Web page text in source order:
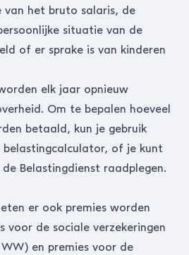
het bruto salaris, de
situatie van de
of er sprake is van kinderen
elk jaar opnieuw
Om te bepalen hoeveel
betaald, kun je gebruik
belastingcalculator, of je kunt
de Belastingdienst raadplegen.
er ook premies worden
voor de sociale verzekeringen
en premies voor de